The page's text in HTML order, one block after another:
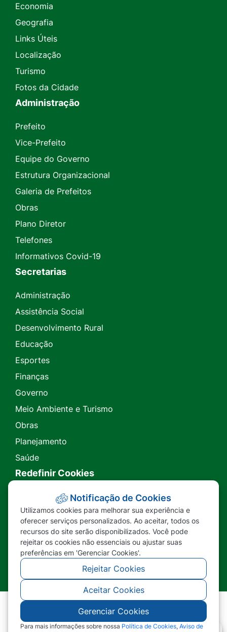
Economia
Geografia
Links Úteis
Localização
Turismo
Fotos da Cidade
Administração
Prefeito
Vice-Prefeito
Equipe do Governo
Estrutura Organizacional
Galeria de Prefeitos
Obras
Plano Diretor
Telefones
Informativos Covid-19
Secretarias
Administração
Assistência Social
Desenvolvimento Rural
Educação
Esportes
Finanças
Governo
Meio Ambiente e Turismo
Obras
Planejamento
Saúde
Redefinir Cookies
Transparência
Ouvidoria
SIC
©2026 - Prefeitura Municipal de Nova Lacerda -
MT - Todos os direitos reservados
Notificação de Cookies
Utilizamos cookies para melhorar sua experiência e
oferecer serviços personalizados. Ao aceitar, todos os
recursos do site serão disponibilizados. Você pode
rejeitar os cookies não essenciais ou ajustar suas
preferências em 'Gerenciar Cookies'.
Rejeitar Cookies
Aceitar Cookies
Gerenciar Cookies
Para mais informações sobre nossa Política de Cookies, Aviso de